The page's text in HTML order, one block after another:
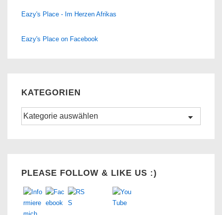
Eazy's Place - Im Herzen Afrikas
Eazy's Place on Facebook
KATEGORIEN
Kategorien
PLEASE FOLLOW & LIKE US :)